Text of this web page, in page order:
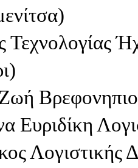
Τεχνολογίας
Ευριδίκη
Λογιστικής